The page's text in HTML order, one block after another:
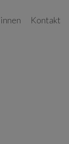
Kontakt